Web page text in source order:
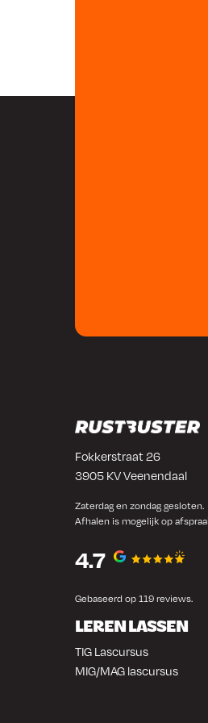
Als eigenaar van een
scala aan projecten
Wat is het
Fokkerstraat 26
3905 KV Veenendaal
Zaterdag en zondag gesloten.
Afhalen is mogelijk op
4.7
Gebaseerd op 119 reviews.
LEREN LASSEN
TIG Lascursus
MIG/MAG lascursus